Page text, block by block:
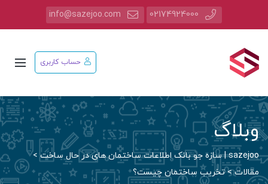
02174924000
info@sazejoo.com
حساب کاربری
وبلاگ
sazejoo | سازه جو بانک اطلاعات ساختمان های در حال ساخت
>
مقالات>تخریب ساختمان چیست؟